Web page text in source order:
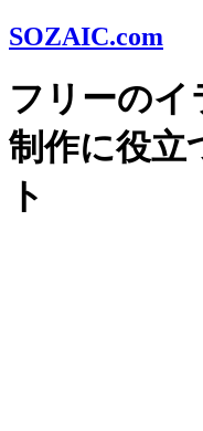
SOZAIC.com
フリーのイ
制作に役立
ト